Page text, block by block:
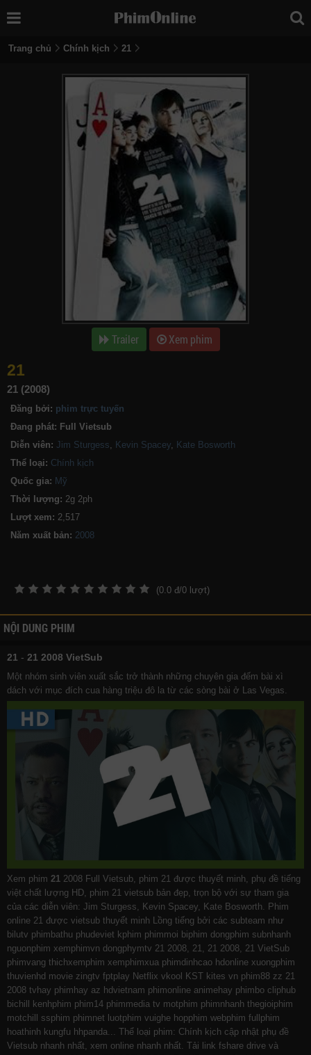
Trang chủ Chính kịch 21
Trailer Xem phim
21
21 (2008)
Đăng bởi: phim trực tuyến
Đang phát: Full Vietsub
Diễn viên: Jim Sturgess, Kevin Spacey, Kate Bosworth
Thể loại: Chính kịch
Quốc gia: Mỹ
Thời lượng: 2g 2ph
Lượt xem: 2,517
Năm xuất bản:
(0.0 đ/0 lượt)
NỘI DUNG PHIM
21 - 21 2008 VietSub
Một nhóm sinh viên xuất sắc trở thành những chuyên gia đếm bài xì
dách với mục đích cua hàng triệu đô la từ các sòng bài ở Las Vegas.
Xem phim 21 2008 Full Vietsub, phim 21 được thuyết minh, phụ đề tiếng
việt chất lượng HD, phim 21 vietsub bản đẹp, trọn bộ với sự tham gia
của các diễn viên: Jim Sturgess, Kevin Spacey, Kate Bosworth. Phim
online 21 được vietsub thuyết minh Lồng tiếng bởi các subteam như
bilutv phimbathu phudeviet kphim phimmoi biphim dongphim subnhanh
nguonphim xemphimvn dongphymtv 21 2008, 21, 21 2008, 21 VietSub
phimvang thichxemphim xemphimxua phimdinhcao hdonline xuongphim
thuvienhd movie zingtv fptplay Netflix vkool KST kites vn phim88 zz 21
2008 tvhay phimhay az hdvietnam phimonline animehay phimbo cliphub
bichill
kenhphim phim14 phimmedia tv motphim phimnhanh thegioiphim
motchill
ssphim phimnet luotphim vuighe hopphim webphim fullphim
hoathinh kungfu hhpanda ... Thể loại phim: Chính kịch cập nhật phụ đề
Vietsub nhanh nhất, xem online nhanh nhất. Tải link fshare drive và